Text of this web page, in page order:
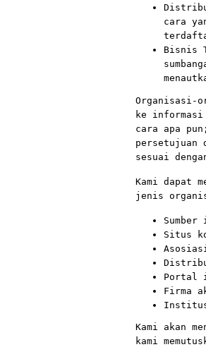
cara
Bisnis
Organisasi-
ke
cara apa
persetujuan
sesuai
Kami dapat
jenis
Situs
Portal
Firma
Kami akan
kami